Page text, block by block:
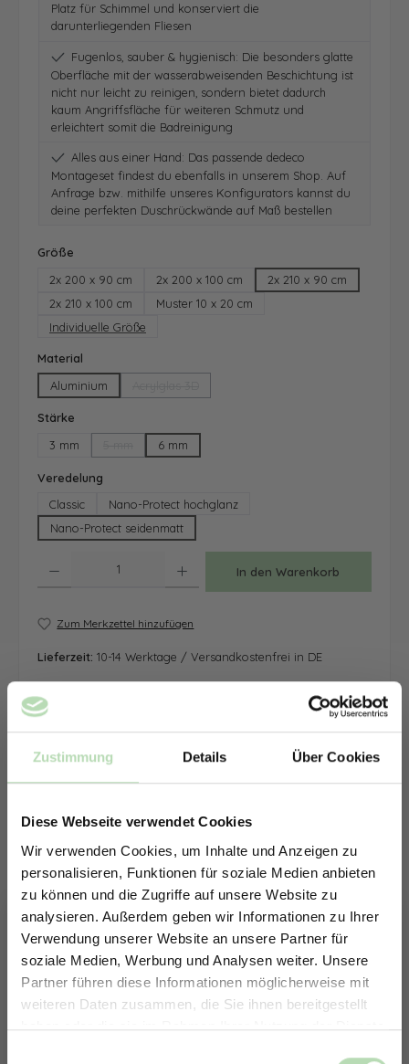
Zustimmung Details Über Cookies
Diese Webseite verwendet Cookies
Wir verwenden Cookies, um Inhalte und Anzeigen zu
personalisieren, Funktionen für soziale Medien anbieten
zu können und die Zugriffe auf unsere Website zu
analysieren. Außerdem geben wir Informationen zu Ihrer
Verwendung unserer Website an unsere Partner für
soziale Medien, Werbung und Analysen weiter. Unsere
Partner führen diese Informationen möglicherweise mit
weiteren Daten zusammen, die Sie ihnen bereitgestellt
haben oder die sie im Rahmen Ihrer Nutzung der Dienste
Platz für Schimmel und konserviert die
darunterliegenden Fliesen
Fugenlos, sauber & hygienisch: Die besonders glatte
Oberfläche mit der wasserabweisenden Beschichtung ist
nicht nur leicht zu reinigen, sondern bietet dadurch
kaum Angriffsfläche für weiteren Schmutz und
erleichtert somit die Badreinigung
Alles aus einer Hand: Das passende dedeco
Montageset findest du ebenfalls in unserem Shop. Auf
Anfrage bzw. mithilfe unseres Konfigurators kannst du
deine perfekten Duschrückwände auf Maß bestellen
Größe
2x 200 x 90 cm
2x 200 x 100 cm
2x 210 x 90 cm
2x 210 x 100 cm
Muster 10 x 20 cm
Individuelle Größe
Material
Aluminium
Stärke
3 mm
(Diese Option ist zurzeit nicht verfügbar.)
6 mm
Veredelung
Classic
Nano-Protect hochglanz
Nano-Protect seidenmatt
In den Warenkorb
Zum Merkzettel hinzufügen
Lieferzeit: 10-14 Werktage / Versandkostenfrei in DE
ERHALTE 5% RABATT AUF
DEINE RÜCKWÄNDE